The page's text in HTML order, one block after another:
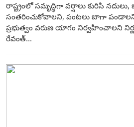
రాష్ట్రంలో సమృద్ధిగా వర్షాలు కురిసి
సంతరించుకోవాలని, పంటలు బాగా పండాలని
ప్రభుత్వం వరుణ యాగం నిర్వహించాలని
రేవంత్...